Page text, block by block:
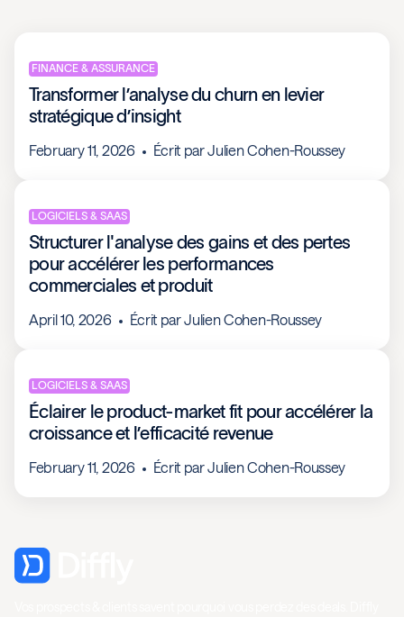
FINANCE & ASSURANCE
Transformer l’analyse du churn en levier
stratégique d’insight
February 11, 2026 Écrit parJulien Cohen-Roussey
LOGICIELS & SAAS
Structurer l'analyse des gains et des pertes
pour accélérer les performances
commerciales et produit
April 10, 2026 Écrit parJulien Cohen-Roussey
LOGICIELS & SAAS
Éclairer le product-market fit pour accélérer la
croissance et l’efficacité revenue
February 11, 2026 Écrit parJulien Cohen-Roussey